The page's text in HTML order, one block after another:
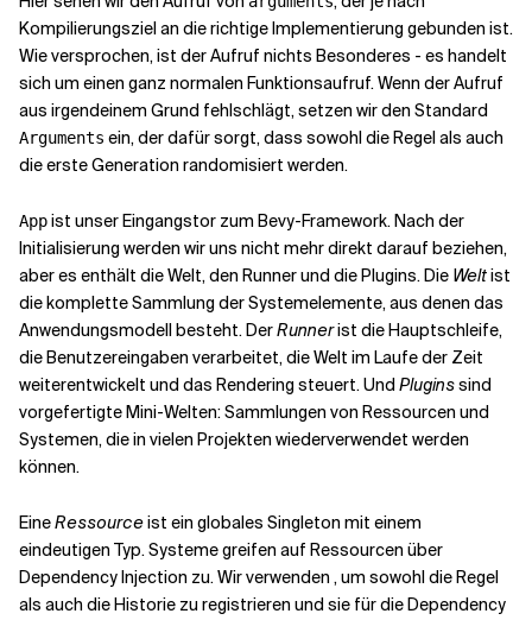
Kompilierungsziel an die richtige Implementierung gebunden ist.
Wie versprochen, ist der Aufruf nichts Besonderes - es handelt
sich um einen ganz normalen Funktionsaufruf. Wenn der Aufruf
aus irgendeinem Grund fehlschlägt, setzen wir den Standard
Arguments ein, der dafür sorgt, dass sowohl die Regel als auch
die erste Generation randomisiert werden.
Appist unser Eingangstor zum Bevy-Framework. Nach der
Initialisierung werden wir uns nicht mehr direkt darauf beziehen,
aber es enthält die Welt, den Runner und die Plugins. Die Weltist
die komplette Sammlung der Systemelemente, aus denen das
Anwendungsmodell besteht. DerRunnerist die Hauptschleife,
die Benutzereingaben verarbeitet, die Welt im Laufe der Zeit
weiterentwickelt und das Rendering steuert. Und Pluginssind
vorgefertigte Mini-Welten: Sammlungen von Ressourcen und
Systemen, die in vielen Projekten wiederverwendet werden
können.
EineRessourceist ein globales Singleton mit einem
eindeutigen Typ. Systeme greifen auf Ressourcen über
Dependency Injection zu. Wir verwenden , um sowohl die Regel
als auch die Historie zu registrieren und sie für die Dependency